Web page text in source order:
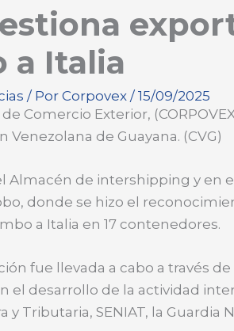
a Italia
/ Por Corpovex / 15/09/2025
Comercio Exterior,
de Guayana. (CVG)
Almacén de intershipping y
donde se hizo el
a Italia en 17 contenedores.
fue llevada a cabo a través
el desarrollo de la actividad
Tributaria, SENIAT, la Guardia